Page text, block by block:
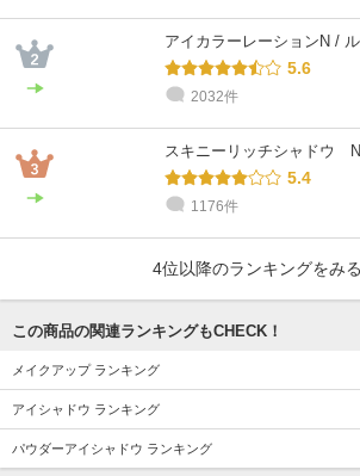
乾燥肌
混合肌
敏感肌
アイカラーレーションN /
5.6
2032件
スキニーリッチシャドウ
5.4
1176件
4位以降のランキングをみる
この商品の関連ランキングもCHECK！
メイクアップ ランキング
アイシャドウ ランキング
パウダーアイシャドウ ランキング